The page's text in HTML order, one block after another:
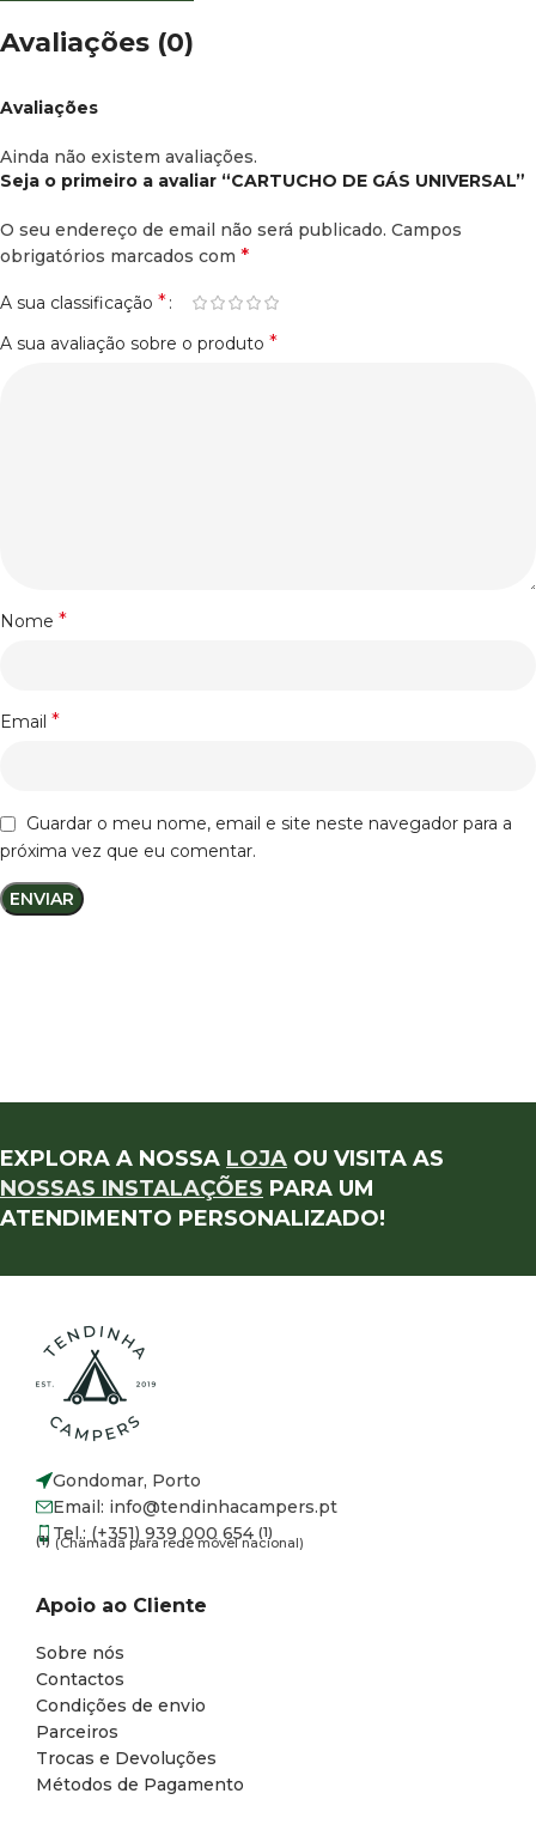
Avaliações (0)
Avaliações
Ainda não existem avaliações.
Seja o primeiro a avaliar “CARTUCHO DE GÁS UNIVERSAL”
O seu endereço de email não será publicado. Campos
obrigatórios marcados com *
A sua classificação *
A sua avaliação sobre o produto *
Nome *
Email *
Guardar o meu nome, email e site neste navegador para a
próxima vez que eu comentar.
EXPLORA A NOSSA LOJA OU VISITA AS
NOSSAS INSTALAÇÕES PARA UM
ATENDIMENTO PERSONALIZADO!
Gondomar, Porto
Email: info@tendinhacampers.pt
Tel.: (+351) 939 000 654 (1)
(1) (Chamada para rede móvel nacional)
Apoio ao Cliente
Sobre nós
Contactos
Condições de envio
Parceiros
Trocas e Devoluções
Métodos de Pagamento